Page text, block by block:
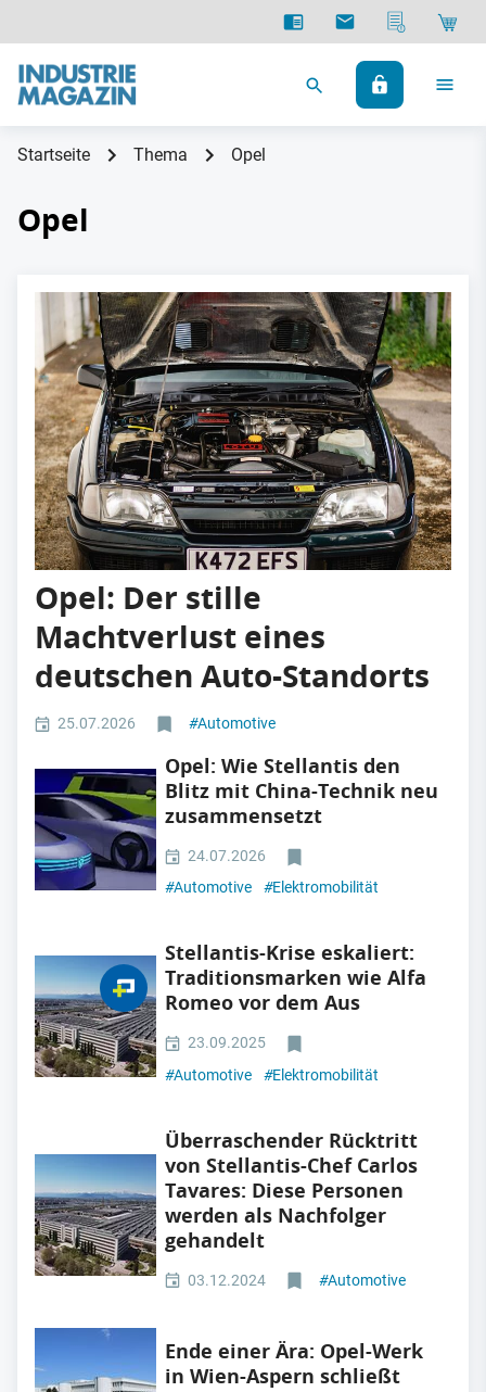
Startseite Thema Opel
Opel
Opel: Der stille
Machtverlust eines
deutschen Auto-Standorts
25.07.2026 #Automotive
Opel: Wie Stellantis den
Blitz mit China-Technik neu
zusammensetzt
24.07.2026
#Automotive #Elektromobilität
Stellantis-Krise eskaliert:
Traditionsmarken wie Alfa
Romeo vor dem Aus
23.09.2025
#Automotive #Elektromobilität
Überraschender Rücktritt
von Stellantis-Chef Carlos
Tavares: Diese Personen
werden als Nachfolger
gehandelt
03.12.2024 #Automotive
Ende einer Ära: Opel-Werk
in Wien-Aspern schließt